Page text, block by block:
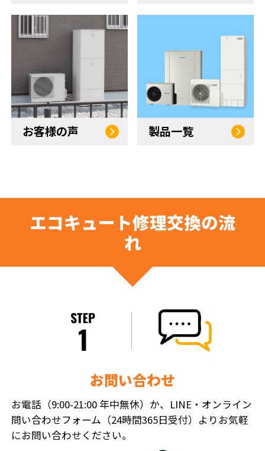
お客様の声 製品一覧
エコキュート修理交換の流
れ
お問い合わせ
お電話（9:00-21:00 年中無休）か、LINE・オンライン
問い合わせフォーム（24時間365日受付）よりお気軽
にお問い合わせください。